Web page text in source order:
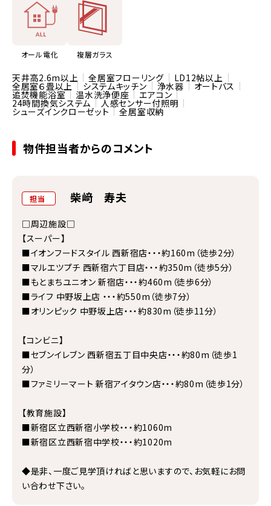
オール電化 複層ガラス
天井高2.6m以上 全居室フローリング LD12帖以上
全居室６畳以上 システムキッチン 浄水器 オートバス
追焚機能浴室 温水洗浄便座 エアコン
24時間換気システム 人感センサー付照明
シューズインクローゼット 全居室収納
物件担当者からのコメント
担当 柴﨑 寿夫
□周辺施設□
【スーパー】
■イオンフードスタイル 西新宿店・・・約160m（徒歩2分）
■マルエツプチ 西新宿六丁目店・・・約350m（徒歩5分）
■もとまちユニオン 新宿店・・・約460m（徒歩6分）
■ライフ 中野坂上店 ・・・約550m（徒歩7分）
■オリンピック 中野坂上店・・・約830m（徒歩11分）
【コンビニ】
■セブンイレブン 西新宿五丁目中央店・・・約80m（徒歩1
分）
■ファミリーマート 新宿アイタウン店・・・約80m（徒歩1分）
【教育施設】
■新宿区立西新宿小学校・・・約1060m
■新宿区立西新宿中学校・・・約1020m
◆是非、一度ご見学頂ければと思いますので、お気軽にお問
い合わせ下さい。